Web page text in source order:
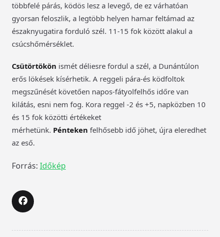
többfelé párás, ködös lesz a levegő, de ez várhatóan
gyorsan feloszlik, a legtöbb helyen hamar feltámad az
északnyugatira forduló szél. 11-15 fok között alakul a
csúcshőmérséklet.
Csütörtökön ismét déliesre fordul a szél, a Dunántúlon
erős lökések kísérhetik. A reggeli pára-és ködfoltok
megszűnését követően napos-fátyolfelhős időre van
kilátás, esni nem fog. Kora reggel -2 és +5, napközben 10
és 15 fok közötti értékeket
mérhetünk. Pénteken felhősebb idő jöhet, újra eleredhet
az eső.
Forrás: Időkép